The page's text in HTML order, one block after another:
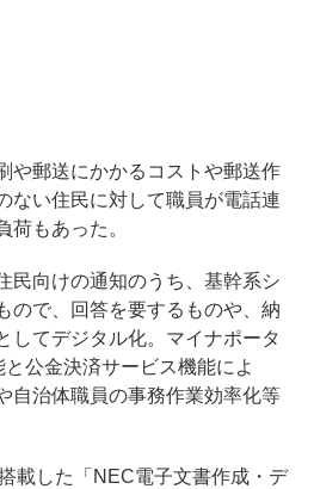
や郵送にかかるコストや郵送作
ない住民に対して職員が電話連
荷もあった。
民向けの通知のうち、基幹系シ
ので、回答を要するものや、納
してデジタル化。マイナポータ
公金決済サービス機能によ
自治体職員の事務作業効率化等
載した「NEC電子文書作成・デ